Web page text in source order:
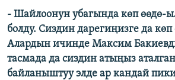
- Шайлоонун убагында көп өөдө-
болду. Сиздин дарегиңизге да
Алардын ичинде Максим
тасмада да сиздин атыңыз
байланыштуу элде ар кандай